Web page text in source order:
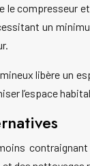
compresseur
un
libère
l’espace
moins